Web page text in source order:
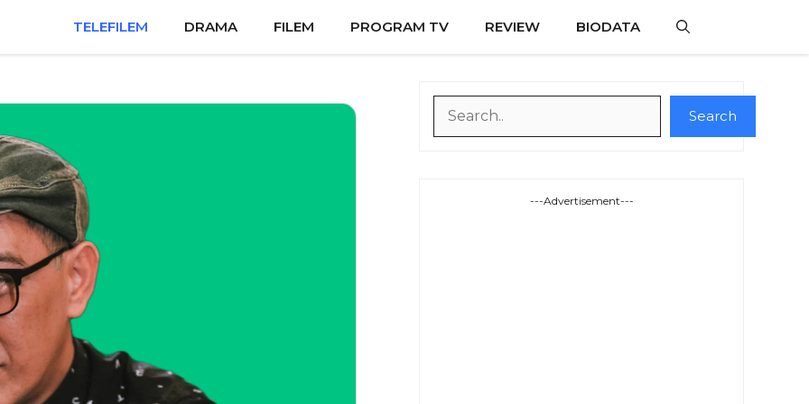
TELEFILEM DRAMA FILEM PROGRAM TV REVIEW BIODATA
Search
---Advertisement---